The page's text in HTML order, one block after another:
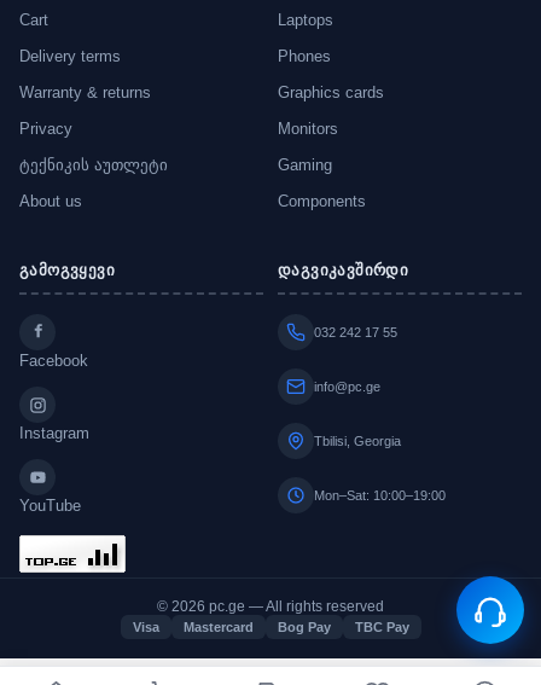
Cart
Delivery terms
Warranty & returns
Privacy
ტექნიკის აუთლეტი
About us
Laptops
Phones
Graphics cards
Monitors
Gaming
Components
გამოგვყევი
Facebook
Instagram
YouTube
დაგვიკავშირდი
032 242 17 55
info@pc.ge
Tbilisi, Georgia
Mon–Sat: 10:00–19:00
© 2026 pc.ge — All rights reserved
Visa Mastercard Bog Pay TBC Pay